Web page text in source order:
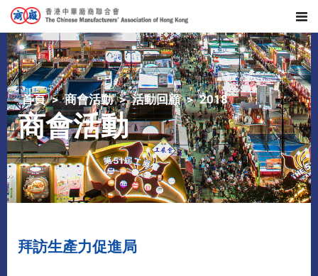
首頁 商會活動 活動回顧 2018
商會活動
拜訪生產力促進局